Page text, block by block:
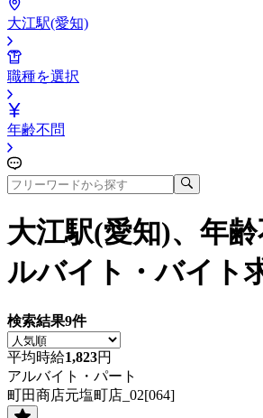
大江駅(愛知)
職種を選択
年齢不問
大江駅(愛知)、年齢
ルバイト・バイト
検索結果9件
平均時給1,823円
アルバイト・パート
町田商店元塩町店_02[064]